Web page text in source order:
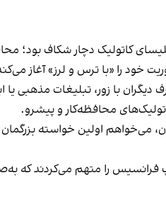
کاتولیک دچار شکاف بود؛
خود را «با ترس و لرز» آغاز
با زور، تبلیغات مذهبی
محافظه‌کار و پیشرو.
می‌خواهم اولین خواسته
را متهم می‌کردند که